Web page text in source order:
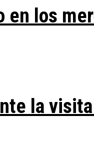
en los
la